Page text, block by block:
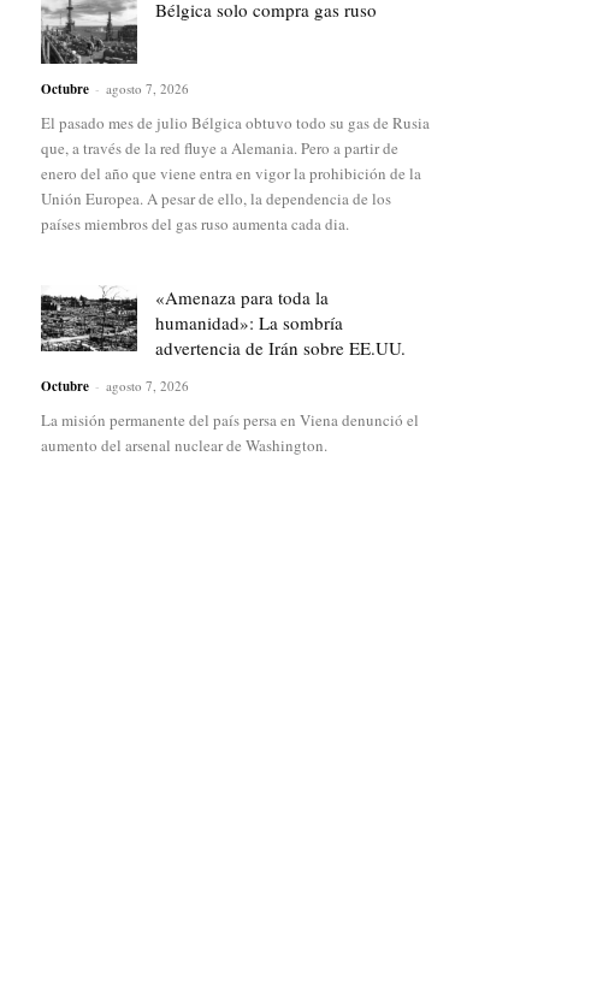
Bélgica solo compra gas ruso
Octubre - agosto 7, 2026
El pasado mes de julio Bélgica obtuvo todo su gas de Rusia
que, a través de la red fluye a Alemania. Pero a partir de
enero del año que viene entra en vigor la prohibición de la
Unión Europea. A pesar de ello, la dependencia de los
países miembros del gas ruso aumenta cada dia.
«Amenaza para toda la
humanidad»: La sombría
advertencia de Irán sobre EE.UU.
Octubre - agosto 7, 2026
La misión permanente del país persa en Viena denunció el
aumento del arsenal nuclear de Washington.